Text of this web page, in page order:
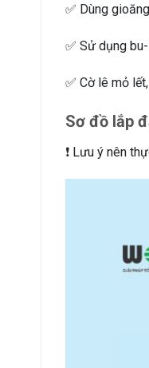
✅ Dùng
✅ Sử dụng
✅ Cờ lê mỏ
Sơ đồ lắp
❗ Lưu ý nên